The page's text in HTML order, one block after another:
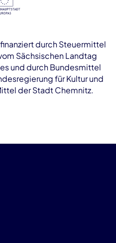
durch Steuermittel
Sächsischen Landtag
und durch Bundesmittel
für Kultur und
der Stadt Chemnitz.